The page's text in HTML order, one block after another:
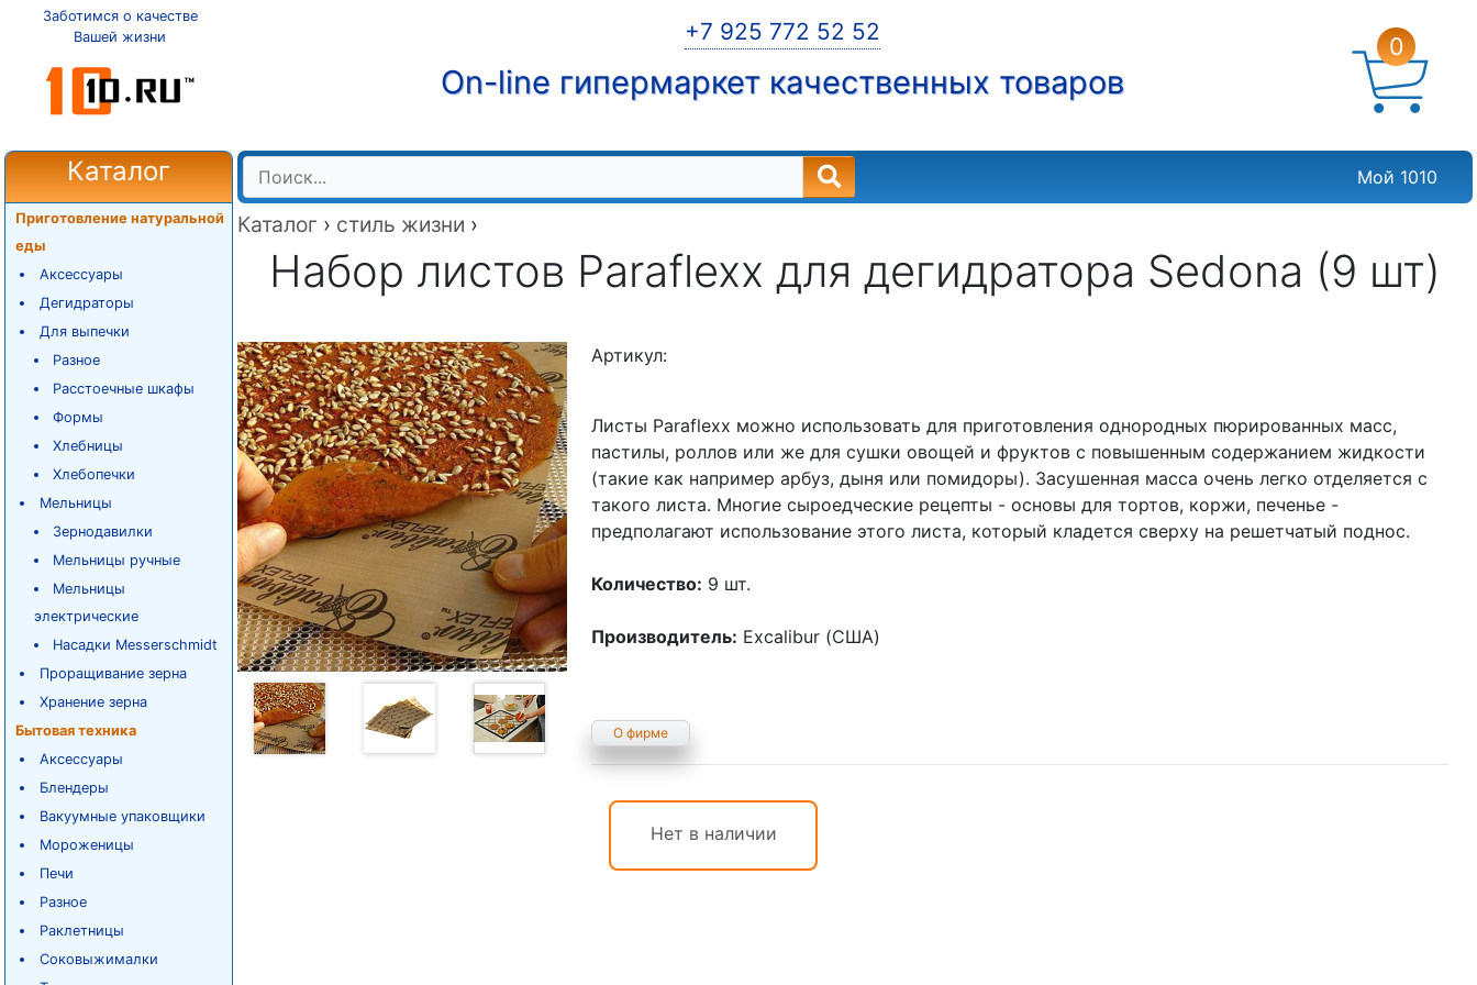
Заботимся о качестве
Вашей жизни
+7 925 772 52 52
On-line гипермаркет качественных товаров
0
Каталог
Приготовление натуральной
еды
Аксессуары
Дегидраторы
Для выпечки
Разное
Расстоечные шкафы
Формы
Хлебницы
Хлебопечки
Мельницы
Зернодавилки
Мельницы ручные
Мельницы
электрические
Насадки Messerschmidt
Проращивание зерна
Хранение зерна
Бытовая техника
Аксессуары
Блендеры
Вакуумные упаковщики
Мороженицы
Печи
Разное
Раклетницы
Соковыжималки
Мой 1010
Каталог › стиль жизни ›
Набор листов Paraflexx для дегидратора Sedona (9 шт)
Артикул:
Листы Paraflexx можно использовать для приготовления однородных пюрированных масс,
пастилы, роллов или же для сушки овощей и фруктов с повышенным содержанием жидкости
(такие как например арбуз, дыня или помидоры). Засушенная масса очень легко отделяется с
такого листа. Многие сыроедческие рецепты - основы для тортов, коржи, печенье -
предполагают использование этого листа, который кладется сверху на решетчатый поднос.
Количество: 9 шт.
Производитель: Excalibur (США)
О фирме
Нет в наличии